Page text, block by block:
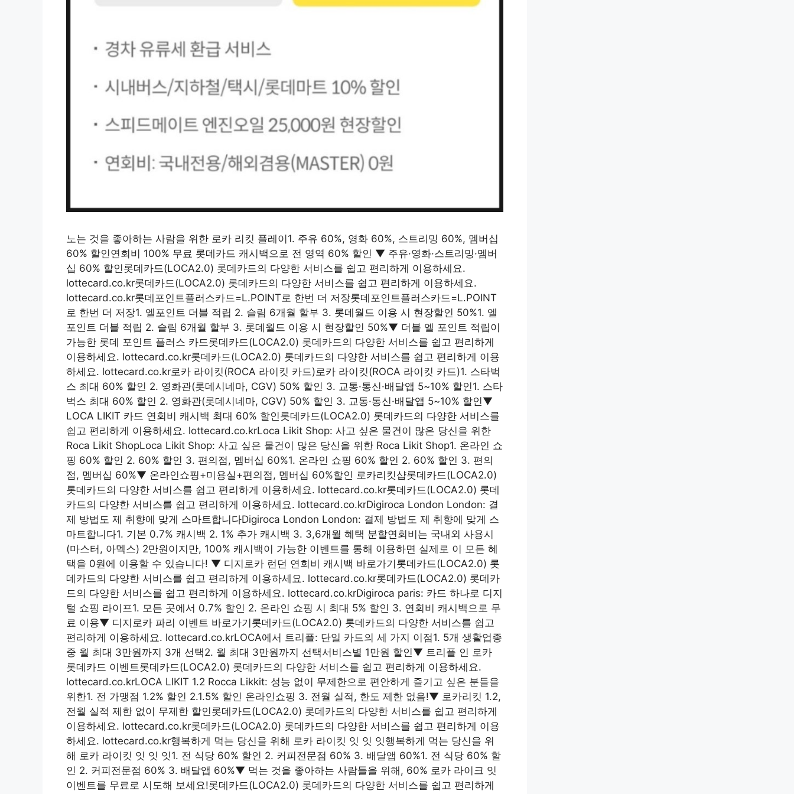
노는 것을 좋아하는 사람을 위한 로카 리킷 플레이1. 주유 60%, 영화 60%, 스트리밍 60%, 멤버십
60% 할인연회비 100% 무료 롯데카드 캐시백으로 전 영역 60% 할인 ▼ 주유·영화·스트리밍·멤버
십 60% 할인롯데카드(LOCA2.0) 롯데카드의 다양한 서비스를 쉽고 편리하게 이용하세요.
lottecard.co.kr롯데카드(LOCA2.0) 롯데카드의 다양한 서비스를 쉽고 편리하게 이용하세요.
lottecard.co.kr롯데포인트플러스카드=L.POINT로 한번 더 저장롯데포인트플러스카드=L.POINT
로 한번 더 저장1. 엘포인트 더블 적립 2. 슬림 6개월 할부 3. 롯데월드 이용 시 현장할인 50%1. 엘
포인트 더블 적립 2. 슬림 6개월 할부 3. 롯데월드 이용 시 현장할인 50%▼ 더블 엘 포인트 적립이
가능한 롯데 포인트 플러스 카드롯데카드(LOCA2.0) 롯데카드의 다양한 서비스를 쉽고 편리하게
이용하세요. lottecard.co.kr롯데카드(LOCA2.0) 롯데카드의 다양한 서비스를 쉽고 편리하게 이용
하세요. lottecard.co.kr로카 라이킷(ROCA 라이킷 카드)로카 라이킷(ROCA 라이킷 카드)1. 스타벅
스 최대 60% 할인 2. 영화관(롯데시네마, CGV) 50% 할인 3. 교통·통신·배달앱 5~10% 할인1. 스타
벅스 최대 60% 할인 2. 영화관(롯데시네마, CGV) 50% 할인 3. 교통·통신·배달앱 5~10% 할인▼
LOCA LIKIT 카드 연회비 캐시백 최대 60% 할인롯데카드(LOCA2.0) 롯데카드의 다양한 서비스를
쉽고 편리하게 이용하세요. lottecard.co.krLoca Likit Shop: 사고 싶은 물건이 많은 당신을 위한
Roca Likit ShopLoca Likit Shop: 사고 싶은 물건이 많은 당신을 위한 Roca Likit Shop1. 온라인 쇼
핑 60% 할인 2. 60% 할인 3. 편의점, 멤버십 60%1. 온라인 쇼핑 60% 할인 2. 60% 할인 3. 편의
점, 멤버십 60%▼ 온라인쇼핑+미용실+편의점, 멤버십 60%할인 로카리킷샵롯데카드(LOCA2.0)
롯데카드의 다양한 서비스를 쉽고 편리하게 이용하세요. lottecard.co.kr롯데카드(LOCA2.0) 롯데
카드의 다양한 서비스를 쉽고 편리하게 이용하세요. lottecard.co.krDigiroca London London: 결
제 방법도 제 취향에 맞게 스마트합니다Digiroca London London: 결제 방법도 제 취향에 맞게 스
마트합니다1. 기본 0.7% 캐시백 2. 1% 추가 캐시백 3. 3,6개월 혜택 분할연회비는 국내외 사용시
(마스터, 아멕스) 2만원이지만, 100% 캐시백이 가능한 이벤트를 통해 이용하면 실제로 이 모든 혜
택을 0원에 이용할 수 있습니다! ▼ 디지로카 런던 연회비 캐시백 바로가기롯데카드(LOCA2.0) 롯
데카드의 다양한 서비스를 쉽고 편리하게 이용하세요. lottecard.co.kr롯데카드(LOCA2.0) 롯데카
드의 다양한 서비스를 쉽고 편리하게 이용하세요. lottecard.co.krDigiroca paris: 카드 하나로 디지
털 쇼핑 라이프1. 모든 곳에서 0.7% 할인 2. 온라인 쇼핑 시 최대 5% 할인 3. 연회비 캐시백으로 무
료 이용▼ 디지로카 파리 이벤트 바로가기롯데카드(LOCA2.0) 롯데카드의 다양한 서비스를 쉽고
편리하게 이용하세요. lottecard.co.krLOCA에서 트리플: 단일 카드의 세 가지 이점1. 5개 생활업종
중 월 최대 3만원까지 3개 선택2. 월 최대 3만원까지 선택서비스별 1만원 할인▼ 트리플 인 로카
롯데카드 이벤트롯데카드(LOCA2.0) 롯데카드의 다양한 서비스를 쉽고 편리하게 이용하세요.
lottecard.co.krLOCA LIKIT 1.2 Rocca Likkit: 성능 없이 무제한으로 편안하게 즐기고 싶은 분들을
위한1. 전 가맹점 1.2% 할인 2.1.5% 할인 온라인쇼핑 3. 전월 실적, 한도 제한 없음!▼ 로카리킷 1.2,
전월 실적 제한 없이 무제한 할인롯데카드(LOCA2.0) 롯데카드의 다양한 서비스를 쉽고 편리하게
이용하세요. lottecard.co.kr롯데카드(LOCA2.0) 롯데카드의 다양한 서비스를 쉽고 편리하게 이용
하세요. lottecard.co.kr행복하게 먹는 당신을 위해 로카 라이킷 잇 잇 잇행복하게 먹는 당신을 위
해 로카 라이킷 잇 잇 잇1. 전 식당 60% 할인 2. 커피전문점 60% 3. 배달앱 60%1. 전 식당 60% 할
인 2. 커피전문점 60% 3. 배달앱 60%▼ 먹는 것을 좋아하는 사람들을 위해, 60% 로카 라이크 잇
이벤트를 무료로 시도해 보세요!롯데카드(LOCA2.0) 롯데카드의 다양한 서비스를 쉽고 편리하게